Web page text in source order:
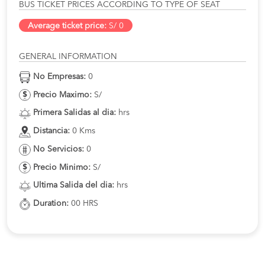
BUS TICKET PRICES ACCORDING TO TYPE OF SEAT
Average ticket price: S/ 0
GENERAL INFORMATION
No Empresas: 0
Precio Maximo: S/
Primera Salidas al dia: hrs
Distancia: 0 Kms
No Servicios: 0
Precio Minimo: S/
Ultima Salida del dia: hrs
Duration: 00 HRS